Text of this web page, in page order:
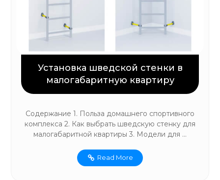
Установка шведской стенки в
малогабаритную квартиру
Содержание 1. Польза домашнего спортивного
комплекса 2. Как выбрать шведскую стенку для
малогабаритной квартиры 3. Модели для ...
Read More